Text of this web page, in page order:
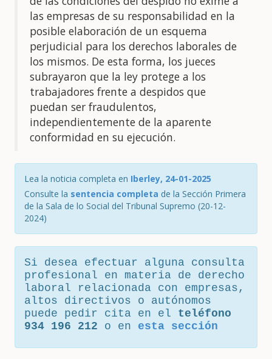
las empresas de su responsabilidad en la
posible elaboración de un esquema
perjudicial para los derechos laborales de
los mismos. De esta forma, los jueces
subrayaron que la ley protege a los
trabajadores frente a despidos que
puedan ser fraudulentos,
independientemente de la aparente
conformidad en su ejecución.
Lea la noticia completa en Iberley, 24-01-2025
Consulte la sentencia completa de la Sección Primera
de la Sala de lo Social del Tribunal Supremo (20-12-
2024)
Si desea efectuar alguna consulta
profesional en materia de derecho
laboral relacionada con empresas,
altos directivos o autónomos
puede pedir cita en el teléfono
934 196 212 o en esta sección